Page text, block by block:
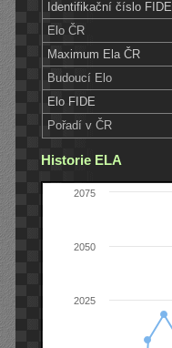
Identifikační číslo FIDE
Elo ČR
Maximum Ela ČR
Budoucí Elo
Elo FIDE
Pořadí v ČR
Historie ELA
2025
2050
2075